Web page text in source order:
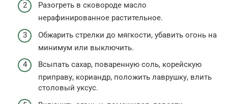
Разогреть в сковороде масло
нерафинированное растительное.
Обжарить стрелки до мягкости, убавить огонь на
минимум или выключить.
Всыпать сахар, поваренную соль, корейскую
приправу, кориандр, положить лаврушку, влить
столовый уксус.